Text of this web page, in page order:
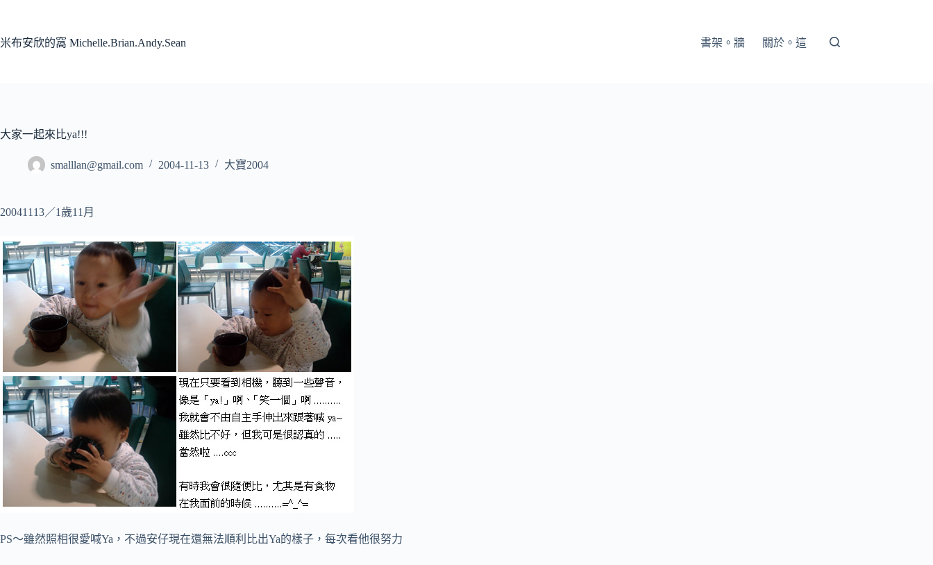
主
米布安欣的窩 Michelle.Brian.Andy.Sean 書架。牆 關於。這
大家一起來比ya!!!
smalllan@gmail.com 2004-11-13 大寶2004
20041113／1歲11月
PS～雖然照相很愛喊Ya，不過安仔現在還無法順利比出Ya的樣子，每次看他很努力